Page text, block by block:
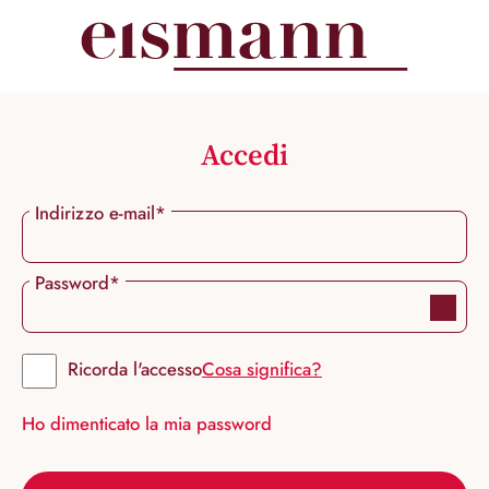
principale
Accedi
Indirizzo e-mail*
Password*
Ricorda l'accessoCosa significa?
Ho dimenticato la mia password